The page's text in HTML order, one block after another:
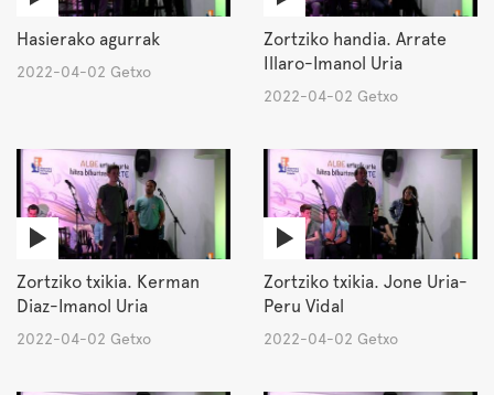
Hasierako agurrak
2022-04-02 Getxo
Zortziko handia. Arrate
Illaro-Imanol Uria
2022-04-02 Getxo
Zortziko txikia. Kerman
Diaz-Imanol Uria
2022-04-02 Getxo
Zortziko txikia. Jone Uria-
Peru Vidal
2022-04-02 Getxo